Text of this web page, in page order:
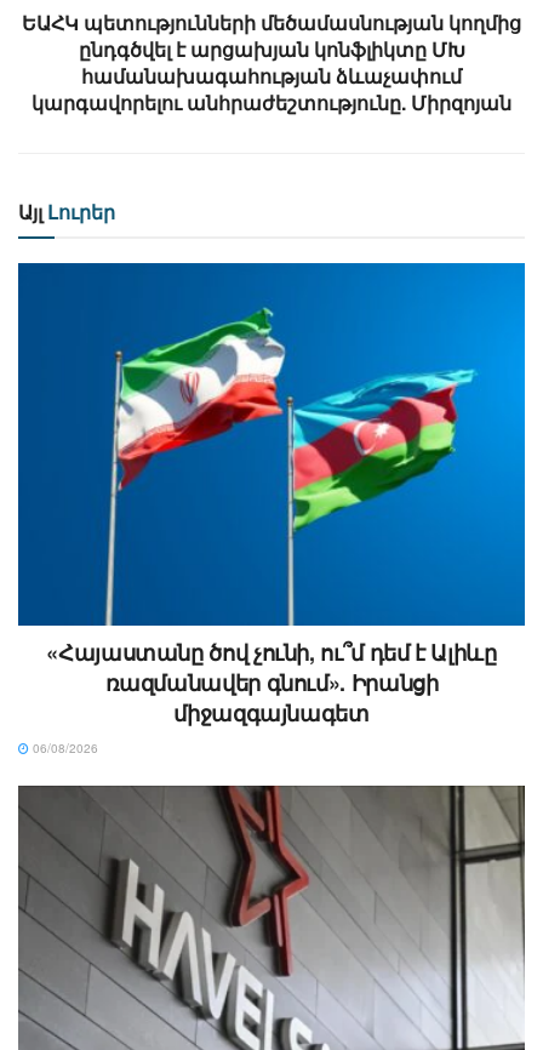
ԵԱՀԿ պետությունների մեծամասնության կողմից
ընդգծվել է արցախյան կոնֆլիկտը ՄԽ
համանախագահության ձևաչափում
կարգավորելու անհրաժեշտությունը. Միրզոյան
Այլ Լուրեր
«Հայաստանը ծով չունի, ու՞մ դեմ է Ալիևը
ռազմանավեր գնում». Իրանցի
միջազգայնագետ
06/08/2026